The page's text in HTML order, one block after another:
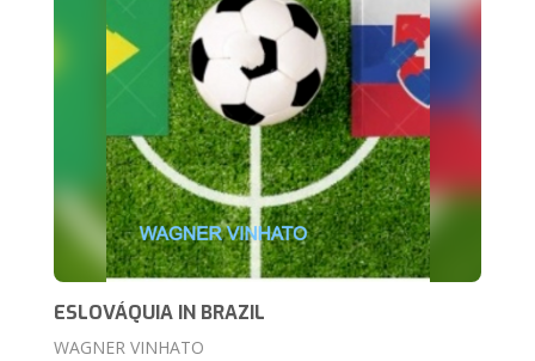
ESLOVÁQUIA IN BRAZIL
WAGNER VINHATO